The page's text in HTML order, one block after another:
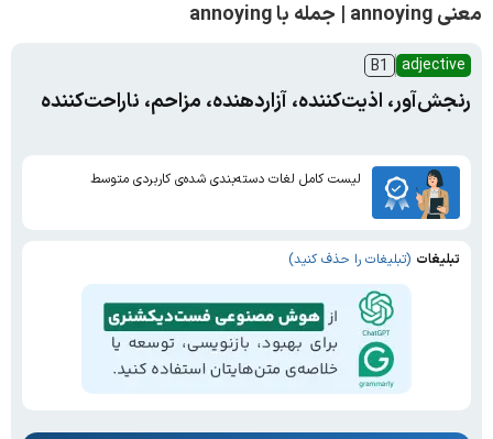
معنی annoying | جمله با annoying
adjective
B1
رنجش‌آور، اذیت‌کننده، آزاردهنده، مزاحم، ناراحت‌کننده
لیست کامل لغات دسته‌بندی شده‌ی کاربردی متوسط
تبلیغات (تبلیغات را حذف کنید)